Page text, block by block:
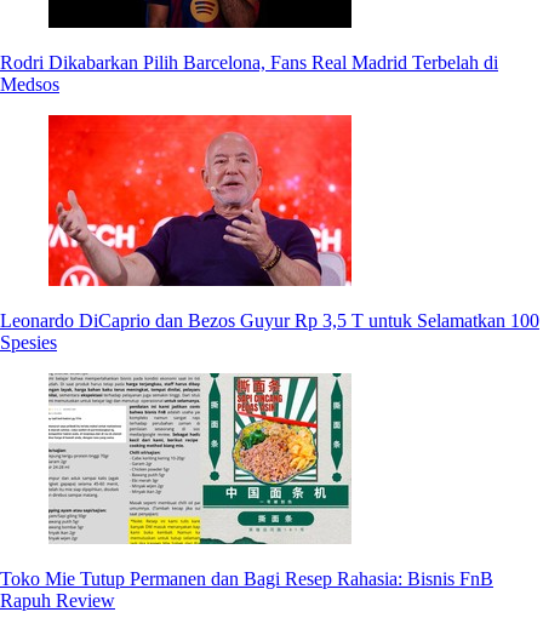
Rodri Dikabarkan Pilih Barcelona, Fans Real Madrid Terbelah di
Medsos
Leonardo DiCaprio dan Bezos Guyur Rp 3,5 T untuk Selamatkan 100
Spesies
Toko Mie Tutup Permanen dan Bagi Resep Rahasia: Bisnis FnB
Rapuh Review